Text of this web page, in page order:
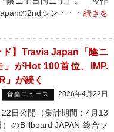
の2ndシン・・・ 続きを
ド】Travis Japan「陰ニ
」がHot 100首位、IMP.
」が続く
音楽ニュース 2026年4月22日
日公開（集計期間：4月13
のBillboard JAPAN 総合ソ